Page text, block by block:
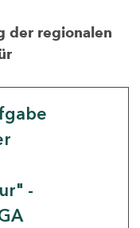
der regionalen
-